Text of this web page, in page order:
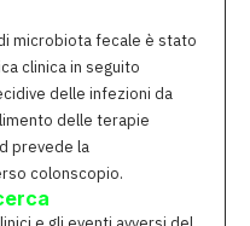
microbiota fecale è stato
clinica in seguito
delle infezioni da
delle terapie
prevede la
colonscopio.